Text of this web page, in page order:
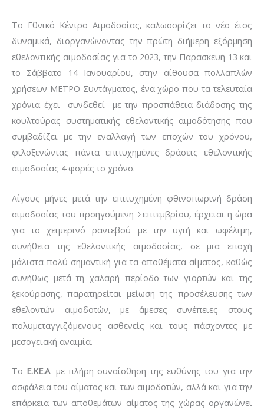
Το Εθνικό Κέντρο Αιμοδοσίας, καλωσορίζει το νέο έτος
δυναμικά, διοργανώνοντας την πρώτη διήμερη εξόρμηση
εθελοντικής αιμοδοσίας για το 2023, την Παρασκευή 13 και
το Σάββατο 14 Ιανουαρίου, στην αίθουσα πολλαπλών
χρήσεων ΜΕΤΡΟ Συντάγματος, ένα χώρο που τα τελευταία
χρόνια έχει συνδεθεί με την προσπάθεια διάδοσης της
κουλτούρας συστηματικής εθελοντικής αιμοδότησης που
συμβαδίζει με την εναλλαγή των εποχών του χρόνου,
φιλοξενώντας πάντα επιτυχημένες δράσεις εθελοντικής
αιμοδοσίας 4 φορές το χρόνο.
Λίγους μήνες μετά την επιτυχημένη φθινοπωρινή δράση
αιμοδοσίας του προηγούμενη Σεπτεμβρίου, έρχεται η ώρα
για το χειμερινό ραντεβού με την υγιή και ωφέλιμη,
συνήθεια της εθελοντικής αιμοδοσίας, σε μια εποχή
μάλιστα πολύ σημαντική για τα αποθέματα αίματος, καθώς
συνήθως μετά τη χαλαρή περίοδο των γιορτών και της
ξεκούρασης, παρατηρείται μείωση της προσέλευσης των
εθελοντών αιμοδοτών, με άμεσες συνέπειες στους
πολυμεταγγιζόμενους ασθενείς και τους πάσχοντες με
μεσογειακή αναιμία.
Το Ε.ΚΕ.Α. με πλήρη συναίσθηση της ευθύνης του για την
ασφάλεια του αίματος και των αιμοδοτών, αλλά και για την
επάρκεια των αποθεμάτων αίματος της χώρας οργανώνει